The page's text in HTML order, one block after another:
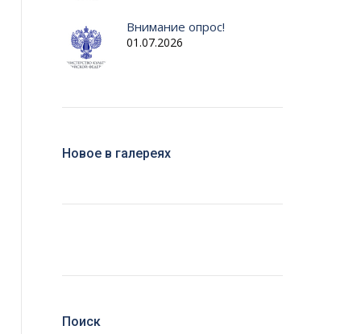
Внимание опрос!
01.07.2026
Новое в галереях
Поиск